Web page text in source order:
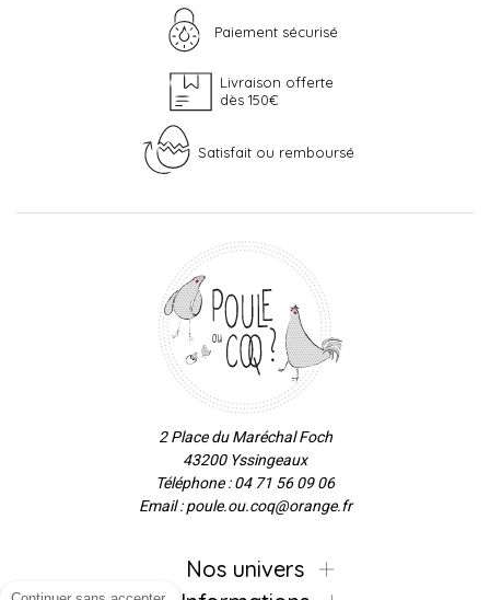
Paiement sécurisé
Livraison offerte
dès 150€
Satisfait ou remboursé
2 Place du Maréchal Foch
43200 Yssingeaux
Téléphone : 04 71 56 09 06
Email : poule.ou.coq@orange.fr
Nos univers